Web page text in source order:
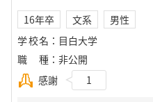
16年卒 文系
男性
学校名 ： 目白大学
職種 ： 非公開
感謝
1